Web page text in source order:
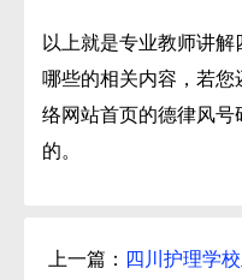
以上就是专业教师讲
哪些的相关内容，若
络网站首页的德律风号
的。
上一篇： 四川护理学